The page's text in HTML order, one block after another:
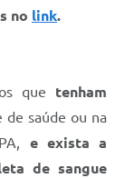
no link.
que tenham
de saúde ou na
e exista a
de sangue